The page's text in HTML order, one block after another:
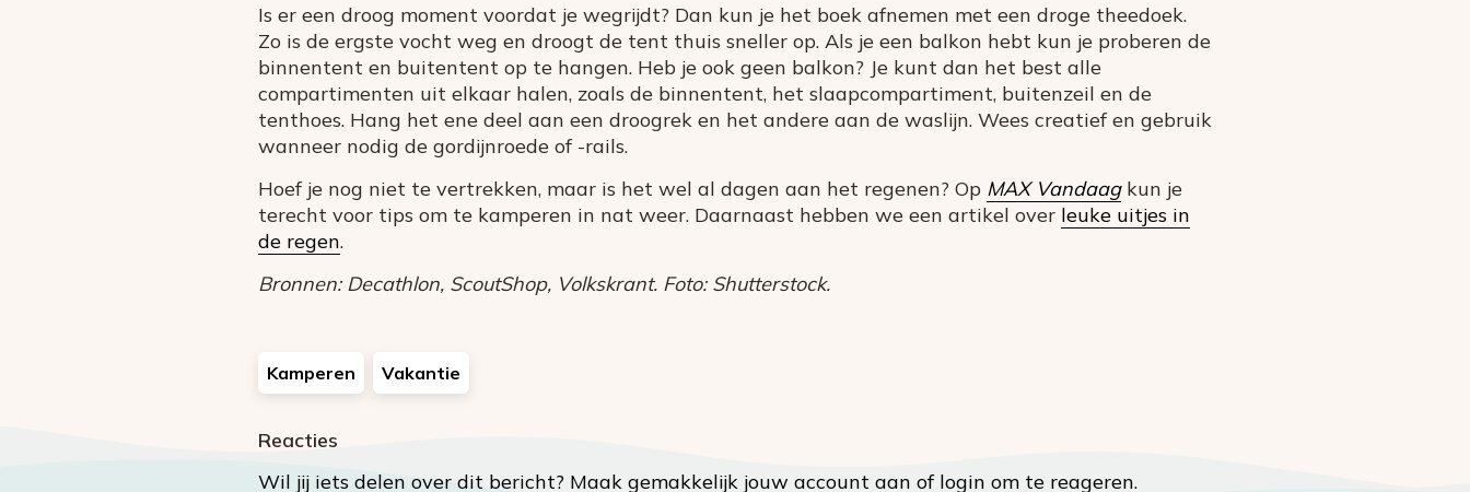
Is er een droog moment voordat je wegrijdt? Dan kun je het boek afnemen met een droge theedoek.
Zo is de ergste vocht weg en droogt de tent thuis sneller op. Als je een balkon hebt kun je proberen de
binnentent en buitentent op te hangen. Heb je ook geen balkon? Je kunt dan het best alle
compartimenten uit elkaar halen, zoals de binnentent, het slaapcompartiment, buitenzeil en de
tenthoes. Hang het ene deel aan een droogrek en het andere aan de waslijn. Wees creatief en gebruik
wanneer nodig de gordijnroede of -rails.
Hoef je nog niet te vertrekken, maar is het wel al dagen aan het regenen? Op MAX Vandaagkun je
terecht voor tips om te kamperen in nat weer. Daarnaast hebben we een artikel over leuke uitjes in
de regen.
Bronnen: Decathlon, ScoutShop, Volkskrant. Foto: Shutterstock.
Kamperen Vakantie
Reacties
Wil jij iets delen over dit bericht? Maak gemakkelijk jouw account aan of login om te reageren.